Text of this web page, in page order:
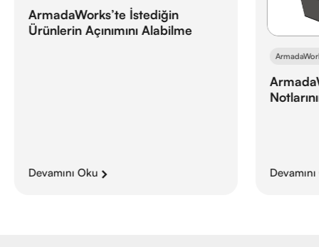
ArmadaWorks’te İstediğin
Ürünlerin Açınımını Alabilme
Devamını Oku